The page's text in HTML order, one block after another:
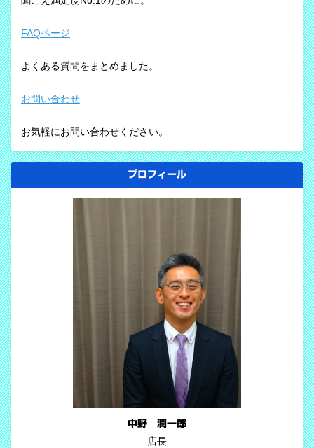
FAQページ
よくある質問をまとめました。
お問い合わせ
お気軽にお問い合わせください。
プロフィール
中野 潤一郎
店長